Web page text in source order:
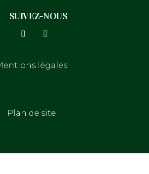
SUIVEZ-NOUS
légales
Plan de site